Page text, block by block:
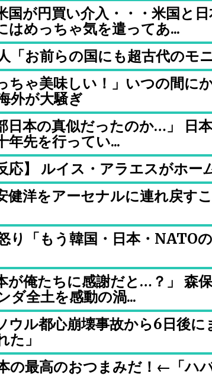
国が円買い介入・・・米国と日
はめっちゃ気を遣ってあ...
「お前らの国にも超古代のモ
ちゃ美味しい！」いつの間に
外が大騒ぎ
日本の真似だったのか…」 日
年先を行ってい...
応】 ルイス・アラエスがホー
健洋をアーセナルに連れ戻す
り「もう韓国・日本・NATO
が俺たちに感謝だと…？」 森
ダ全土を感動の渦...
ウル都心崩壊事故から6日後
た」
の最高のおつまみだ！←「ハ